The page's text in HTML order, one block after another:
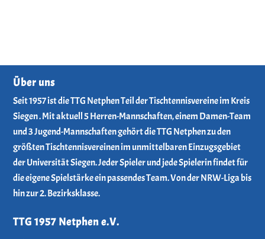
Über uns
Seit 1957 ist die TTG Netphen Teil der Tischtennisvereine im Kreis
Siegen . Mit aktuell 5 Herren-Mannschaften, einem Damen-Team
und 3 Jugend-Mannschaften gehört die TTG Netphen zu den
größten Tischtennisvereinen im unmittelbaren Einzugsgebiet
der Universität Siegen. Jeder Spieler und jede Spielerin findet für
die eigene Spielstärke ein passendes Team. Von der NRW-Liga bis
hin zur 2. Bezirksklasse.
TTG 1957 Netphen e.V.